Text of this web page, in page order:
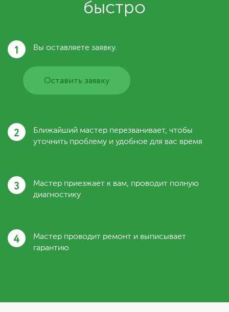
быстро
1 Вы оставляете заявку.
Оставить заявку
2
Ближайший мастер перезванивает, чтобы
уточнить проблему и удобное для вас время
3
Мастер приезжает к вам, проводит полную
диагностику
4
Мастер проводит ремонт и выписывает
гарантию